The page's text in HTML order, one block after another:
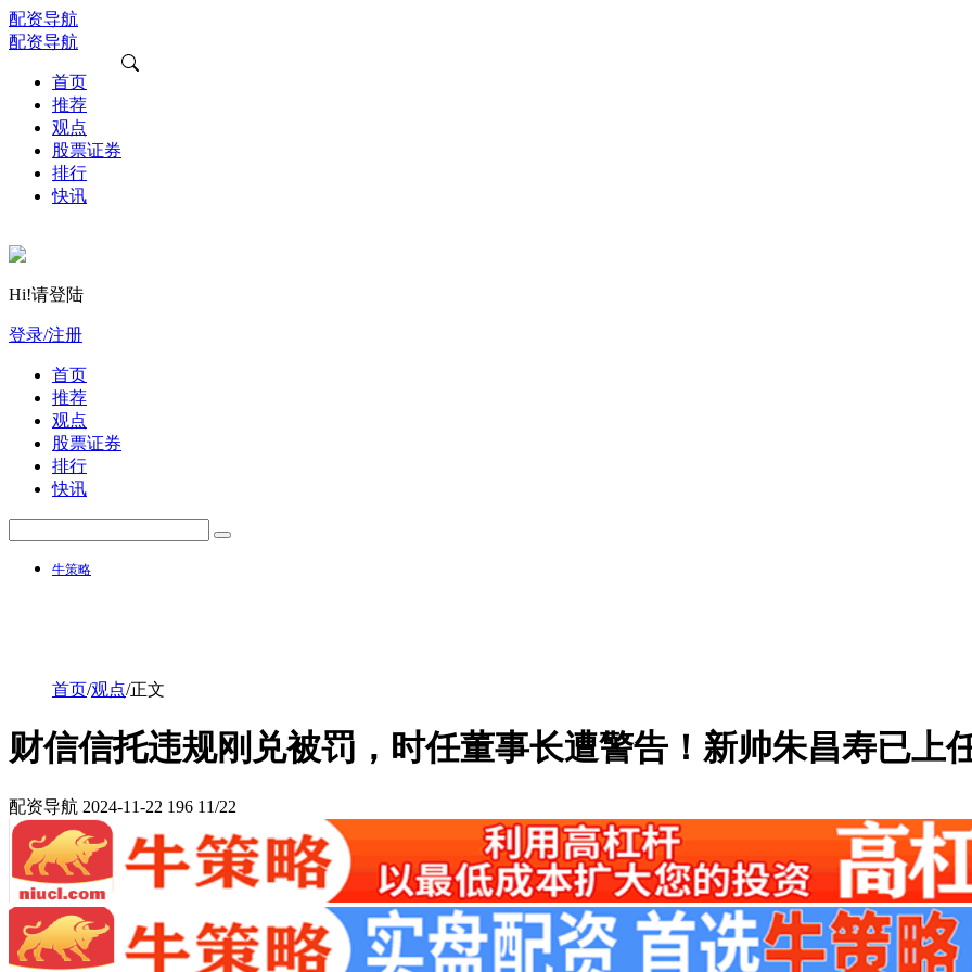
配资导航
配资导航
首页
推荐
观点
股票证券
排行
快讯
Hi!请登陆
登录/注册
首页
推荐
观点
股票证券
排行
快讯
牛策略
首页/观点/正文
财信信托违规刚兑被罚，时任董事长遭警告！新帅朱昌寿已上
配资导航 2024-11-22 196 11/22